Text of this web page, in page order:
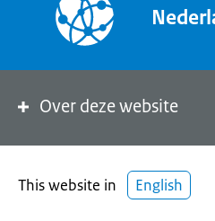
Over deze website
This website in English